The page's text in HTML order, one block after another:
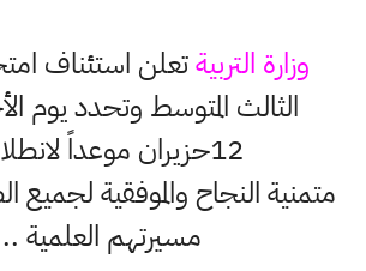
وزارة التربيةتعلن استئناف
الثالث المتوسط وتحدد يوم
12حزيران موعداً لانطلاقها .
متمنية النجاح والموفقية لجميع
مسيرتهم العلمية